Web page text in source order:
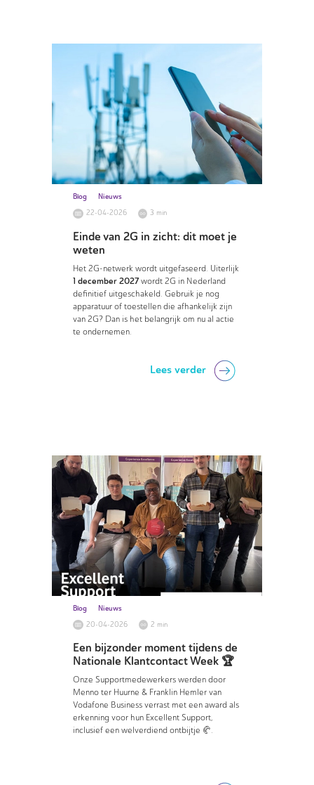
Blog
Nieuws
22-04-2026
3 min
Einde van 2G in zicht: dit moet je
weten
Het 2G-netwerk wordt uitgefaseerd. Uiterlijk
1 december 2027wordt 2G in Nederland
definitief uitgeschakeld. Gebruik je nog
apparatuur of toestellen die afhankelijk zijn
van 2G? Dan is het belangrijk om nu al actie
te ondernemen.
Lees verder
Blog
Nieuws
20-04-2026
2 min
Een bijzonder moment tijdens de
Nationale Klantcontact Week 🏆
Onze Supportmedewerkers werden door
Menno ter Huurne & Franklin Hemler van
Vodafone Business verrast met een award als
erkenning voor hun Excellent Support,
inclusief een welverdiend ontbijtje 🥐.